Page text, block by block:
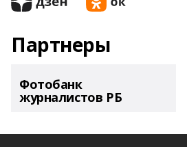
Партнеры
Фотобанк
журналистов РБ